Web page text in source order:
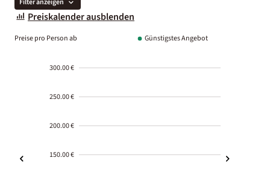
Filter anzeigen
Preiskalender ausblenden
Preise pro Person ab Günstigstes Angebot
300.00 €
250.00 €
200.00 €
150.00 €